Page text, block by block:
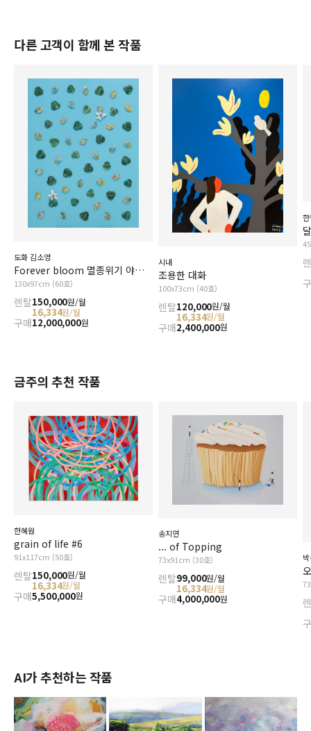
다른 고객이 함께 본 작품
도화 김소영
Forever bloom 멸종위기 야생식물1급_황근
130x97cm (60호)
렌탈150,000원/월
16,334원/월
구매12,000,000원
시내
조용한 대화
100x73cm (40호)
렌탈120,000원/월
16,334원/월
구매2,400,000원
금주의 추천 작품
한혜원
grain of life #6
91x117cm (50호)
렌탈150,000원/월
16,334원/월
구매5,500,000원
송지연
... of Topping
73x91cm (30호)
렌탈99,000원/월
16,334원/월
구매4,000,000원
AI가 추천하는 작품